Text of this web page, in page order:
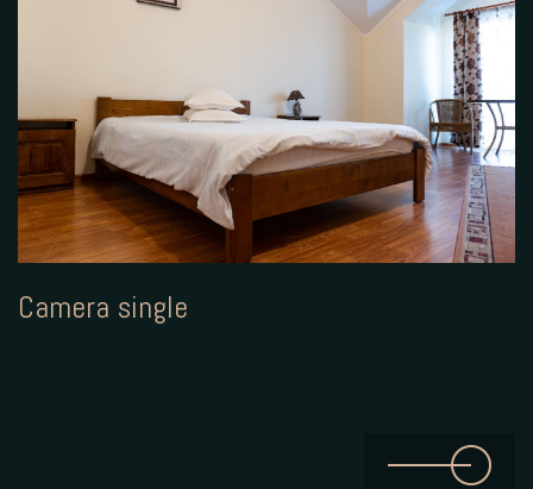
Camera single